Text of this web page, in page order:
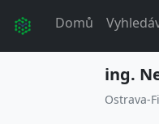
Domů
ing.
Ostrava-